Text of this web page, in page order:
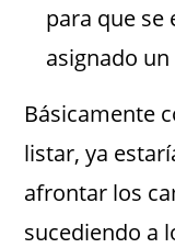
para que se
asignado
Básicamente
listar, ya
afrontar los
sucediendo a